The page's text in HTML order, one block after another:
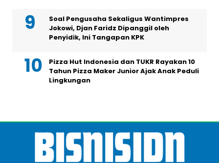
Soal Pengusaha Sekaligus Wantimpres
Jokowi, Djan Faridz Dipanggil oleh
Penyidik, Ini Tangapan KPK
Pizza Hut Indonesia dan TUKR Rayakan 10
Tahun Pizza Maker Junior Ajak Anak Peduli
Lingkungan